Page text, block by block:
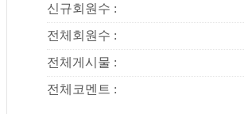
신규회원수 :
전체회원수 :
전체게시물 :
전체코멘트 :